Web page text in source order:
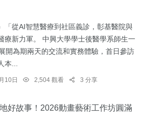
「從AI智慧醫療到社區義診，彰基醫院與
療新力軍。 中興大學學士後醫學系師生一
開為期兩天的交流和實務體驗，首日參訪
...
10日 2,504 觀看 3 分享